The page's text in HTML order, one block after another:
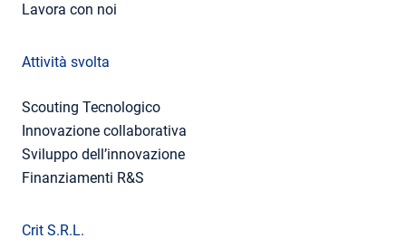
Lavora con noi
Attività svolta
Scouting Tecnologico
Innovazione collaborativa
Sviluppo dell’innovazione
Finanziamenti R&S
Crit S.R.L.